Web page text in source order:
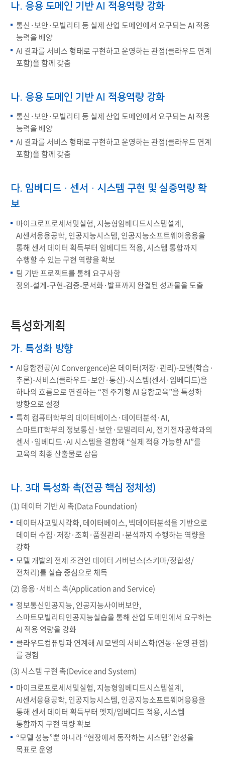
나. 응용 도메인 기반 AI 적용역량 강화
통신·보안·모빌리티 등 실제 산업 도메인에서 요구되는 AI 적용
능력을 배양
AI 결과를 서비스 형태로 구현하고 운영하는 관점(클라우드 연계
포함)을 함께 갖춤
나. 응용 도메인 기반 AI 적용역량 강화
통신·보안·모빌리티 등 실제 산업 도메인에서 요구되는 AI 적용
능력을 배양
AI 결과를 서비스 형태로 구현하고 운영하는 관점(클라우드 연계
포함)을 함께 갖춤
다. 임베디드·센서·시스템 구현 및 실증역량 확
보
마이크로프로세서및실험, 지능형임베디드시스템설계,
AI센서응용공학, 인공지능시스템, 인공지능소프트웨어응용을
통해 센서 데이터 획득부터 임베디드 적용, 시스템 통합까지
수행할 수 있는 구현 역량을 확보
팀 기반 프로젝트를 통해 요구사항
정의-설계-구현-검증-문서화·발표까지 완결된 성과물을 도출
특성화계획
가. 특성화 방향
AI융합전공(AI Convergence)은 데이터(저장·관리)-모델(학습·
추론)-서비스(클라우드·보안·통신)-시스템(센서·임베디드)을
하나의 흐름으로 연결하는 “전 주기형 AI 융합교육”을 특성화
방향으로 설정
특히 컴퓨터학부의 데이터베이스·데이터분석·AI,
스마트IT학부의 정보통신·보안·모빌리티 AI, 전기전자공학과의
센서·임베디드·AI 시스템을 결합해 “실제 적용 가능한 AI”를
교육의 최종 산출물로 삼음
나. 3대 특성화 촉(전공 핵심 정체성)
(1) 데이터 기반 AI 촉(Data Foundation)
데이터사고및시각화, 데이터베이스, 빅데이터분석을 기반으로
데이터 수집·저장·조회·품질관리·분석까지 수행하는 역량을
강화
모델 개발의 전제 조건인 데이터 거버넌스(스키마/정합성/
전처리)를 실습 중심으로 체득
(2) 응용·서비스 촉(Application and Service)
정보통신인공지능, 인공지능사이버보안,
스마트모빌리티인공지능실습을 통해 산업 도메인에서 요구하는
AI 적용 역량을 강화
클라우드컴퓨팅과 연계해 AI 모델의 서비스화(연동·운영 관점)
를 경험
(3) 시스템 구현 촉(Device and System)
마이크로프로세서및실험, 지능형임베디드시스템설계,
AI센서응용공학, 인공지능시스템, 인공지능소프트웨어응용을
통해 센서 데이터 획득부터 엣지/임베디드 적용, 시스템
통합까지 구현 역량 확보
“모델 성능”뿐 아니라 “현장에서 동작하는 시스템” 완성을
목표로 운영